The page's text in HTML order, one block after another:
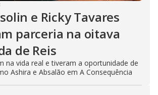
e Ricky Tavares
parceria na oitava
de Reis
na vida real e tiveram a oportunidade de
Ashira e Absalão em A Consequência